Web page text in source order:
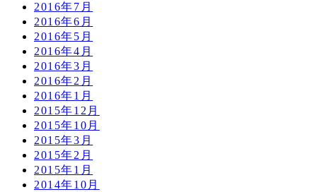
2016年7月
2016年6月
2016年5月
2016年4月
2016年3月
2016年2月
2016年1月
2015年12月
2015年10月
2015年3月
2015年2月
2015年1月
2014年10月